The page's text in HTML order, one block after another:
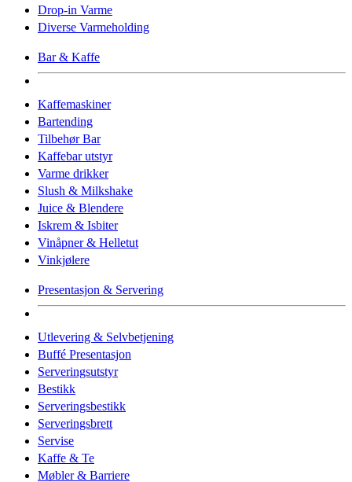
Drop-in Varme
Diverse Varmeholding
Bar & Kaffe
Kaffemaskiner
Bartending
Tilbehør Bar
Kaffebar utstyr
Varme drikker
Slush & Milkshake
Juice & Blendere
Iskrem & Isbiter
Vinåpner & Helletut
Vinkjølere
Presentasjon & Servering
Utlevering & Selvbetjening
Buffé Presentasjon
Serveringsutstyr
Bestikk
Serveringsbestikk
Serveringsbrett
Servise
Kaffe & Te
Møbler & Barriere